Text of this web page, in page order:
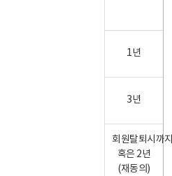
1년
3년
회원탈퇴시까
혹은 2년
(재동의)